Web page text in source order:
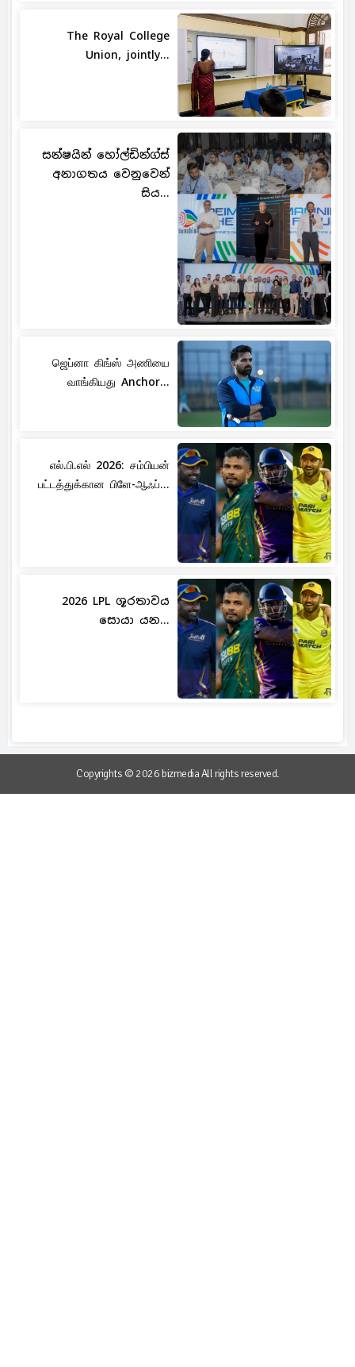
The Royal College
Union, jointly...
සන්ෂයින් හෝල්ඩින්ග්ස්
අනාගතය වෙනුවෙන්
සිය...
ஜெப்னா கிங்ஸ் அணியை
வாங்கியது Anchor...
எல்.பி.எல் 2026: சம்பியன்
பட்டத்துக்கான பிளே-ஆஃப்...
2026 LPL ශූරතාවය
සොයා යන...
Copyrights © 2026 bizmedia All rights reserved.